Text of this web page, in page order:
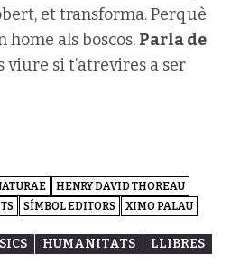
et transforma. Perquè
home als boscos. Parla de
viure si t’atrevires a ser
HENRY DAVID THOREAU
SÍMBOL EDITORS XIMO PALAU
HUMANITATS LLIBRES